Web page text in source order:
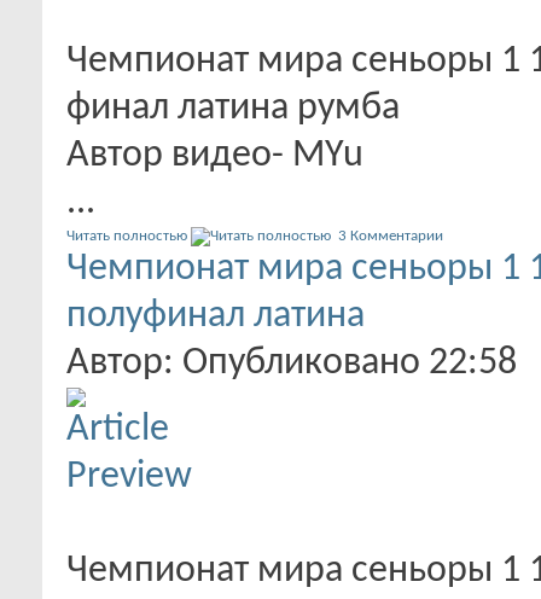
Чемпионат мира сеньоры 1
финал латина румба
Автор видео- MYu
...
Читать полностью 3 Комментарии
Чемпионат мира сеньоры 1
полуфинал латина
Автор: Опубликовано
Чемпионат мира сеньоры 1